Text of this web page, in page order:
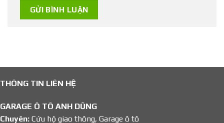
THÔNG TIN LIÊN HỆ
GARAGE Ô TÔ ANH DŨNG
Chuyên: Cứu hộ giao thông, Garage ô tô